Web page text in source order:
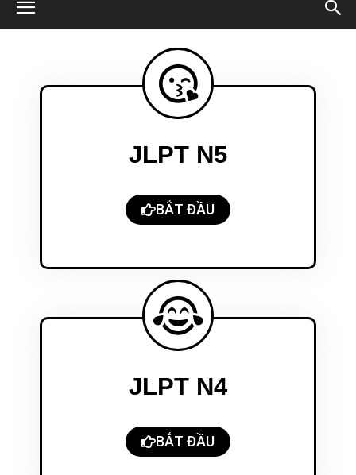
JLPT N5
BẮT ĐẦU
JLPT N4
BẮT ĐẦU